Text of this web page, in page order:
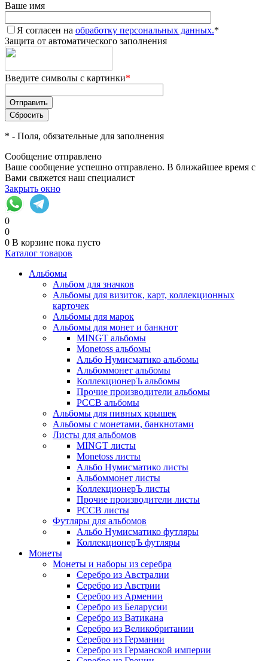
Ваше имя
Я согласен на обработку персональных данных.*
Защита от автоматического заполнения
Введите символы с картинки*
* - Поля, обязательные для заполнения
Сообщение отправлено
Ваше сообщение успешно отправлено. В ближайшее время с
Вами свяжется наш специалист
Закрыть окно
0
0
0 В корзине пока пусто
Каталог товаров
Альбомы
Альбом для значков
Альбомы для визиток, карт, коллекционных
карточек
Альбомы для марок
Альбомы для монет и банкнот
MINGT альбомы
Monetoss альбомы
Альбо Нумисматико альбомы
Альбоммонет альбомы
КоллекционерЪ альбомы
Прочие производители альбомы
РССВ альбомы
Альбомы для пивных крышек
Альбомы с монетами, банкнотами
Листы для альбомов
MINGT листы
Monetoss листы
Альбо Нумисматико листы
Альбоммонет листы
КоллекционерЪ листы
Прочие производители листы
РССВ листы
Футляры для альбомов
Альбо Нумисматико футляры
КоллекционерЪ футляры
Монеты
Монеты и наборы из серебра
Серебро из Австралии
Серебро из Австрии
Серебро из Армении
Серебро из Беларусии
Серебро из Ватикана
Серебро из Великобритании
Серебро из Германии
Серебро из Германской империи